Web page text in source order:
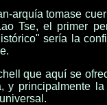
arquía tomase
Tse, el primer
sería la
que aquí se
y principalmente